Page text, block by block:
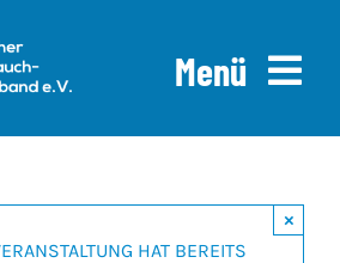
Menü
HAT BEREITS
×